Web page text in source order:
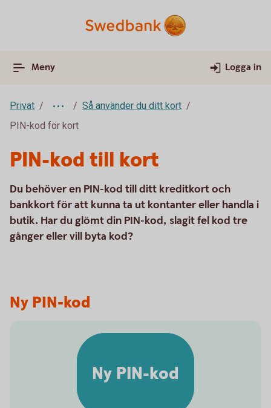
Meny Logga in
Privat
Så använder du ditt kort
PIN-kod för kort
PIN-kod till kort
Du behöver en PIN-kod till ditt kreditkort och
bankkort för att kunna ta ut kontanter eller handla i
butik. Har du glömt din PIN-kod, slagit fel kod tre
gånger eller vill byta kod?
Ny PIN-kod
Ny PIN-kod